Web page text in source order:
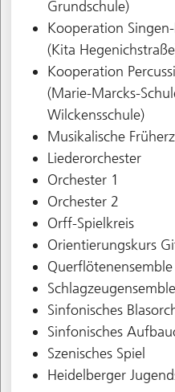
Grundschule)
Kooperation
(Kita
Kooperation
(Marie-Marcks-
Wilckensschule)
Musikalische
Liederorchester
Orchester 1
Orchester 2
Orff-Spielkreis
Orientierungskurs
Querflötenensemble
Schlagzeugensemble
Sinfonisches
Sinfonisches
Szenisches Spiel
Heidelberger